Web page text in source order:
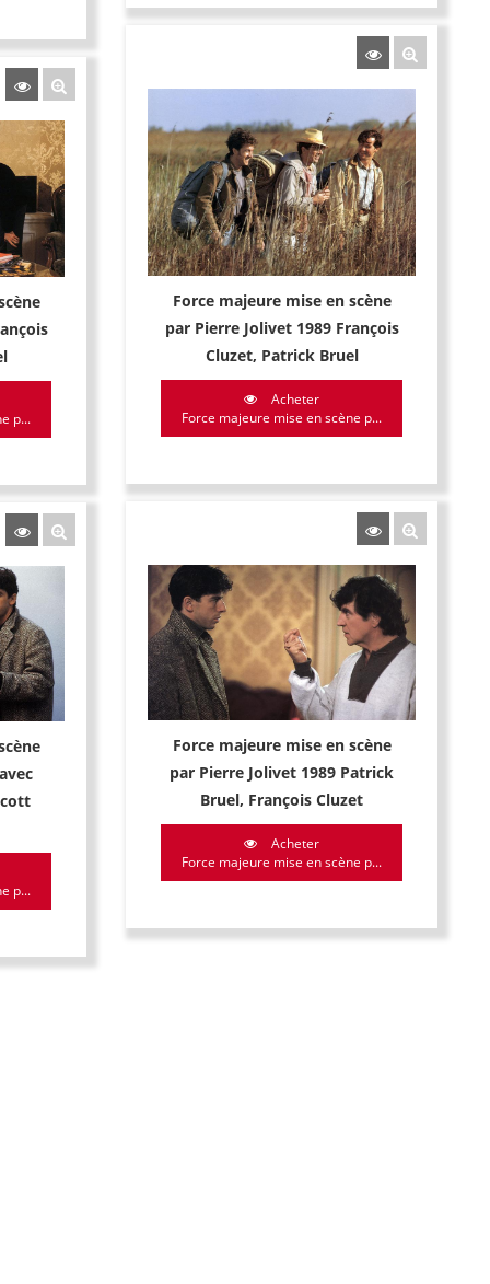
Force majeure mise en scène
par Pierre Jolivet 1989 François
Cluzet, Patrick Bruel
Acheter
Force majeure mise en scène p...
p...
Force majeure mise en scène
par Pierre Jolivet 1989 Patrick
Bruel, François Cluzet
Acheter
Force majeure mise en scène p...
p...